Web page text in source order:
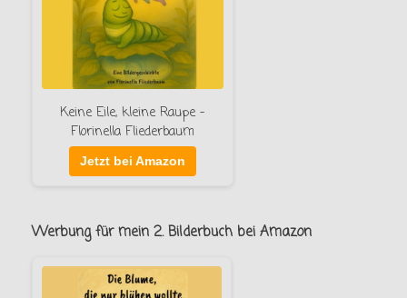
Keine Eile, kleine Raupe –
Florinella Fliederbaum
Jetzt bei Amazon
Werbung für mein 2. Bilderbuch bei Amazon